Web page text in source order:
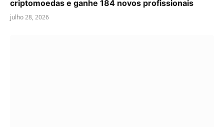
criptomoedas e ganhe 184 novos profissionais
julho 28, 2026